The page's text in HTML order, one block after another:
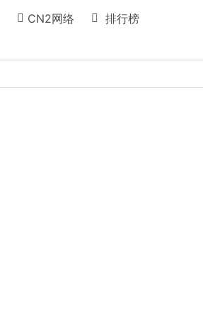
CN2网络 排行榜